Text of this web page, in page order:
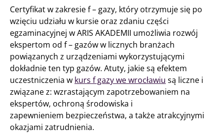
Certyfikat w zakresie f – gazy, który otrzymuje się po
wzięciu udziału w kursie oraz zdaniu części
egzaminacyjnej w ARIS AKADEMII umożliwia rozwój
ekspertom od f – gazów w licznych branżach
powiązanych z urządzeniami wykorzystującymi
dokładnie ten typ gazów. Atuty, jakie są efektem
uczestniczenia w kurs f gazy we wrocławiu są liczne i
związane z: wzrastającym zapotrzebowaniem na
ekspertów, ochroną środowiska i
zapewnieniem bezpieczeństwa, a także atrakcyjnymi
okazjami zatrudnienia.